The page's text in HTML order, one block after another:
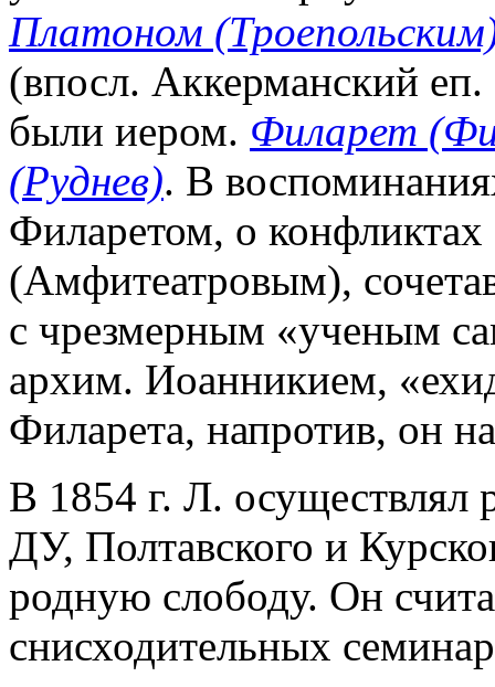
Платоном
(впосл. Аккерманский
были иером. Филарет
(Руднев). В
Филаретом, о
(Амфитеатровым),
с чрезмерным «ученым
архим. Иоанникием,
Филарета, напротив, он
В 1854 г. Л.
ДУ, Полтавского и
родную слободу. Он
снисходительных